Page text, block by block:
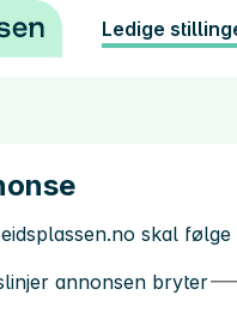
Ledige
skal følge
annonsen bryter